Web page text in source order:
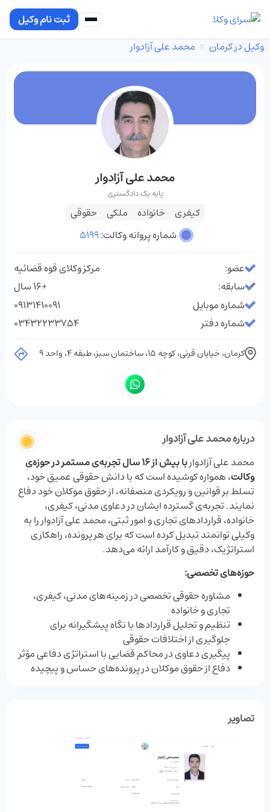
ثبت نام وکیل
وکیل در کرمان
محمد علی آزادوار
محمد علی آزادوار
پایه یک دادگستری
کیفری خانواده ملکی
حقوقی
شماره پروانه وکالت:5199
عضو:
مرکز وکلای قوه قضائیه
سابقه:
+16 سال
شماره موبایل
09131410091
شماره دفتر
03432233754
کرمان، خیابان قرنی، کوچه 15، ساختمان سبز، طبقه 4، واحد 9
درباره محمد علی آزادوار
محمد علی آزادوار
با بیش از 16 سال تجربه‌ی مستمر در حوزه‌ی
وکالت، همواره کوشیده‌ است که با دانش حقوقی عمیق خود،
تسلط بر قوانین و رویکردی منصفانه، از حقوق موکلان خود دفاع
نمایند. تجربه‌ی گسترده‌ ایشان در دعاوی مدنی، کیفری،
خانواده، قراردادهای تجاری و امور ثبتی، محمد علی آزادوار را به
وکیلی توانمند تبدیل کرده است که برای هر پرونده، راهکاری
استراتژیک، دقیق و کارآمد ارائه می‌دهد.
حوزه‌های تخصصی:
مشاوره حقوقی تخصصی در زمینه‌های مدنی، کیفری،
تجاری و خانواده
تنظیم و تحلیل قراردادها با نگاه پیشگیرانه برای
جلوگیری از اختلافات حقوقی
پیگیری دعاوی در محاکم قضایی با استراتژی دفاعی مؤثر
دفاع از حقوق موکلان در پرونده‌های حساس و پیچیده
تصاویر